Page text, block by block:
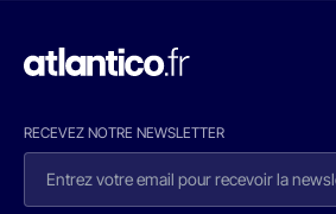
RECEVEZ NOTRE NEWSLETTER